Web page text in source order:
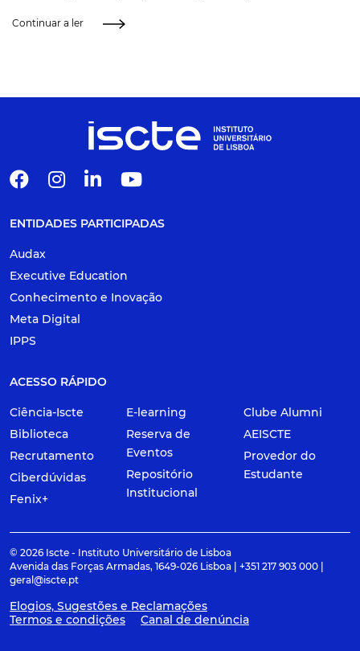
Continuar a ler
ENTIDADES PARTICIPADAS
Audax
Executive Education
Conhecimento e Inovação
Meta Digital
IPPS
ACESSO RÁPIDO
Ciência-Iscte
Biblioteca
Recrutamento
Ciberdúvidas
Fenix+
E-learning
Reserva de
Eventos
Repositório
Institucional
Clube Alumni
AEISCTE
Provedor do
Estudante
© 2026 Iscte - Instituto Universitário de Lisboa
Avenida das Forças Armadas, 1649-026 Lisboa | +351 217 903 000 |
geral@iscte.pt
Elogios, Sugestões e Reclamações
Termos e condições
Canal de denúncia